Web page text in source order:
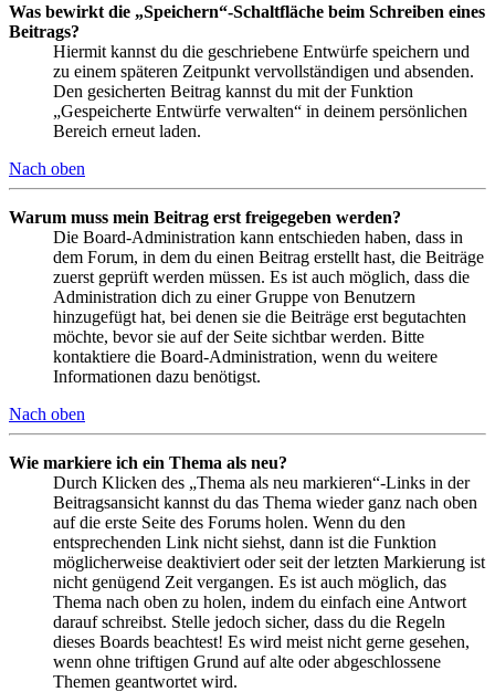
Was bewirkt die „Speichern“-Schaltfläche beim Schreiben eines
Beitrags?
Hiermit kannst du die geschriebene Entwürfe speichern und
zu einem späteren Zeitpunkt vervollständigen und absenden.
Den gesicherten Beitrag kannst du mit der Funktion
„Gespeicherte Entwürfe verwalten“ in deinem persönlichen
Bereich erneut laden.
Nach oben
Warum muss mein Beitrag erst freigegeben werden?
Die Board-Administration kann entschieden haben, dass in
dem Forum, in dem du einen Beitrag erstellt hast, die Beiträge
zuerst geprüft werden müssen. Es ist auch möglich, dass die
Administration dich zu einer Gruppe von Benutzern
hinzugefügt hat, bei denen sie die Beiträge erst begutachten
möchte, bevor sie auf der Seite sichtbar werden. Bitte
kontaktiere die Board-Administration, wenn du weitere
Informationen dazu benötigst.
Nach oben
Wie markiere ich ein Thema als neu?
Durch Klicken des „Thema als neu markieren“-Links in der
Beitragsansicht kannst du das Thema wieder ganz nach oben
auf die erste Seite des Forums holen. Wenn du den
entsprechenden Link nicht siehst, dann ist die Funktion
möglicherweise deaktiviert oder seit der letzten Markierung ist
nicht genügend Zeit vergangen. Es ist auch möglich, das
Thema nach oben zu holen, indem du einfach eine Antwort
darauf schreibst. Stelle jedoch sicher, dass du die Regeln
dieses Boards beachtest! Es wird meist nicht gerne gesehen,
wenn ohne triftigen Grund auf alte oder abgeschlossene
Themen geantwortet wird.